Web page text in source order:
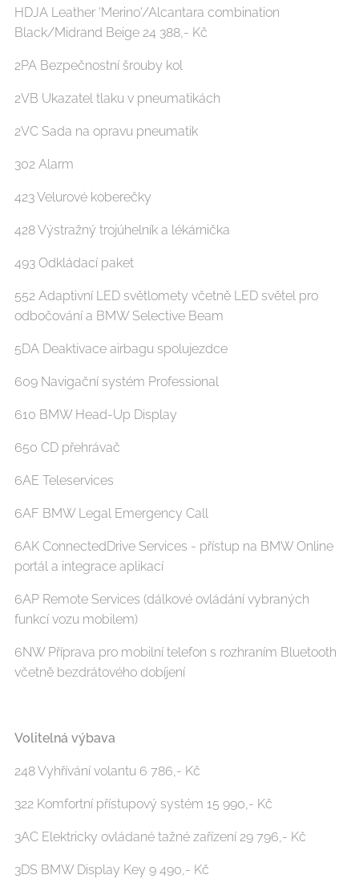
HDJA Leather 'Merino'/Alcantara combination
Black/Midrand Beige 24 388,- Kč
2PA Bezpečnostní šrouby kol
2VB Ukazatel tlaku v pneumatikách
2VC Sada na opravu pneumatik
302 Alarm
423 Velurové koberečky
428 Výstražný trojúhelník a lékárnička
493 Odkládací paket
552 Adaptivní LED světlomety včetně LED světel pro
odbočování a BMW Selective Beam
5DA Deaktivace airbagu spolujezdce
609 Navigační systém Professional
610 BMW Head-Up Display
650 CD přehrávač
6AE Teleservices
6AF BMW Legal Emergency Call
6AK ConnectedDrive Services - přístup na BMW Online
portál a integrace aplikací
6AP Remote Services (dálkové ovládání vybraných
funkcí vozu mobilem)
6NW Příprava pro mobilní telefon s rozhraním Bluetooth
včetně bezdrátového dobíjení
Volitelná výbava
248 Vyhřívání volantu 6 786,- Kč
322 Komfortní přístupový systém 15 990,- Kč
3AC Elektricky ovládané tažné zařízení 29 796,- Kč
3DS BMW Display Key 9 490,- Kč